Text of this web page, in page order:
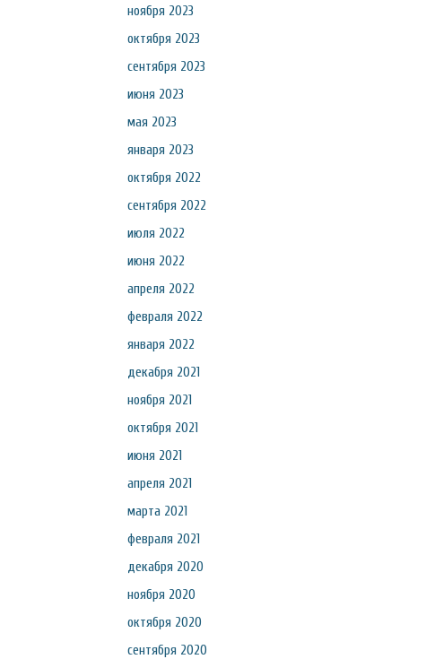
ноября 2023
октября 2023
сентября 2023
июня 2023
мая 2023
января 2023
октября 2022
сентября 2022
июля 2022
июня 2022
апреля 2022
февраля 2022
января 2022
декабря 2021
ноября 2021
октября 2021
июня 2021
апреля 2021
марта 2021
февраля 2021
декабря 2020
ноября 2020
октября 2020
сентября 2020